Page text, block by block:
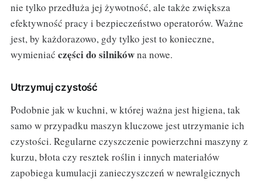
nie tylko przedłuża jej żywotność, ale także zwiększa
efektywność pracy i bezpieczeństwo operatorów. Ważne
jest, by każdorazowo, gdy tylko jest to konieczne,
wymieniać części do silnikówna nowe.
Utrzymuj czystość
Podobnie jak w kuchni, w której ważna jest higiena, tak
samo w przypadku maszyn kluczowe jest utrzymanie ich
czystości. Regularne czyszczenie powierzchni maszyny z
kurzu, błota czy resztek roślin i innych materiałów
zapobiega kumulacji zanieczyszczeń w newralgicznych